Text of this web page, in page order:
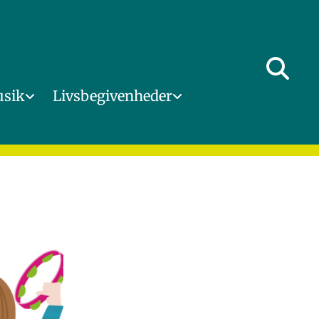
Livsbegivenheder